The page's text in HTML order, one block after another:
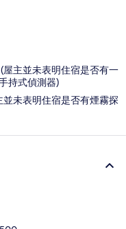
主並未表明住宿是否有一
持式偵測器)
未表明住宿是否有煙霧探